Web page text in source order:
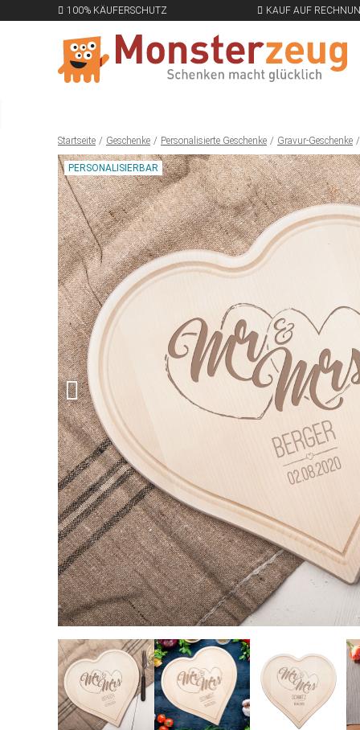
100% KÄUFERSCHUTZ KAUF AUF
Startseite Geschenke Personalisierte Geschenke Gravur-Geschenke
PERSONALISIERBAR